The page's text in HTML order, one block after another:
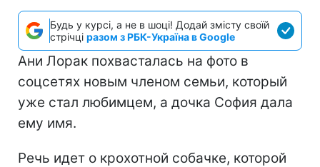
Будь у курсі, а не в шоці! Додай змісту своїй
стрічці разом з РБК-Україна в Google
Ани Лорак похвасталась на фото в
соцсетях новым членом семьи, который
уже стал любимцем, а дочка София дала
ему имя.
Речь идет о крохотной собачке, которой